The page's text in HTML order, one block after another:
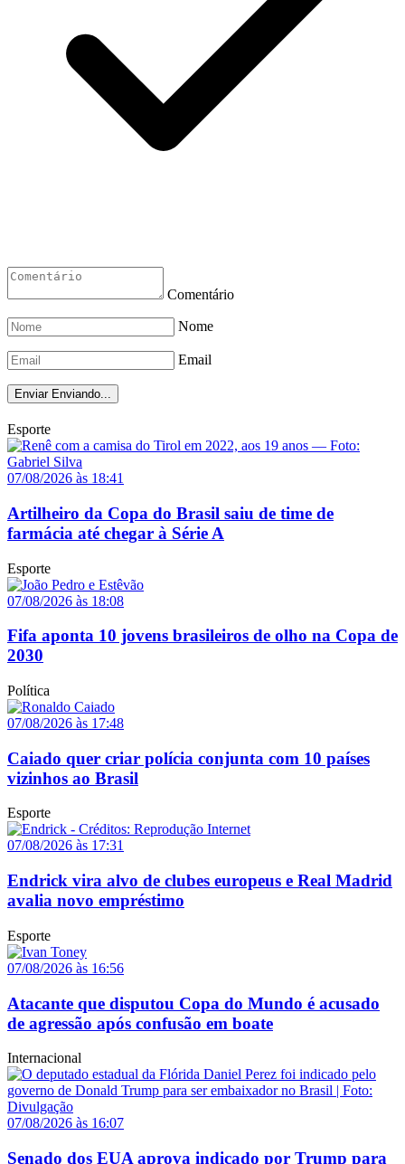
Comentário
Nome
Email
Enviar Enviando...
Esporte
07/08/2026 às 18:41
Artilheiro da Copa do Brasil saiu de time de
farmácia até chegar à Série A
Esporte
07/08/2026 às 18:08
Fifa aponta 10 jovens brasileiros de olho na Copa de
2030
Política
07/08/2026 às 17:48
Caiado quer criar polícia conjunta com 10 países
vizinhos ao Brasil
Esporte
07/08/2026 às 17:31
Endrick vira alvo de clubes europeus e Real Madrid
avalia novo empréstimo
Esporte
07/08/2026 às 16:56
Atacante que disputou Copa do Mundo é acusado
de agressão após confusão em boate
Internacional
07/08/2026 às 16:07
Senado dos EUA aprova indicado por Trump para